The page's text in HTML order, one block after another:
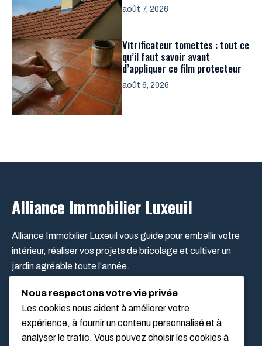
août 7, 2026
Vitrificateur tomettes : tout ce
qu’il faut savoir avant
d’appliquer ce film protecteur
août 6, 2026
Alliance Immobilier Luxeuil
Alliance Immobilier Luxeuil vous guide pour embellir votre
intérieur, réaliser vos projets de bricolage et cultiver un
jardin agréable toute l'année.
CATÉGORIE
Nous respectons votre vie privée
Les cookies nous aident à améliorer votre
expérience, à fournir un contenu personnalisé et à
analyser le trafic. Vous pouvez choisir les cookies à